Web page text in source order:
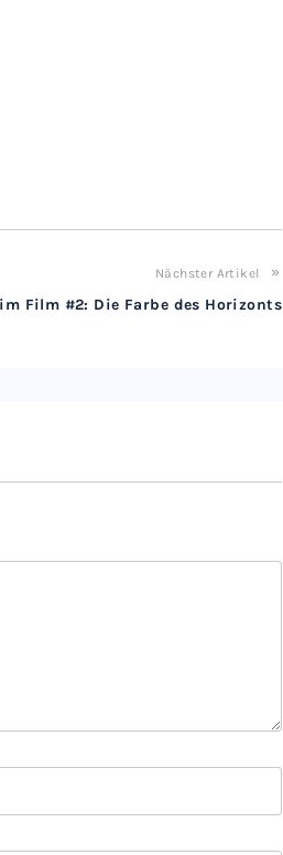
Nächster Artikel
Film #2: Die Farbe des Horizonts